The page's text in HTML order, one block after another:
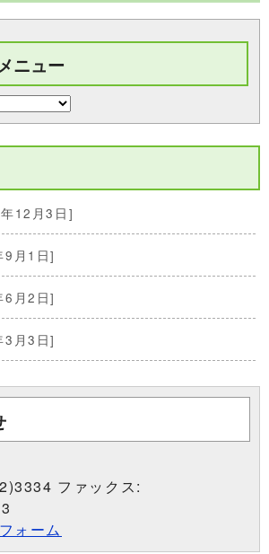
ニュー
12月3日]
月1日]
月2日]
月3日]
ファックス:
ォーム